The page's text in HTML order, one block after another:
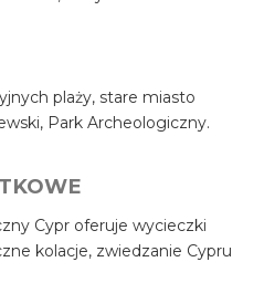
plaży, stare miasto
Park Archeologiczny.
Cypr oferuje wycieczki
kolacje, zwiedzanie Cypru